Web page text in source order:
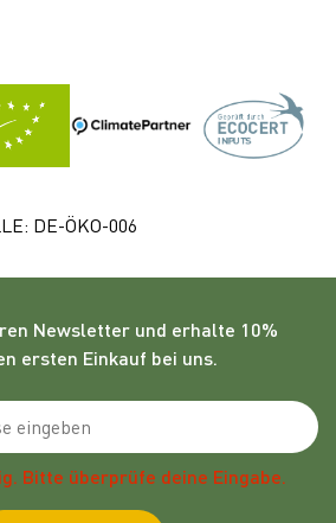
DE-ÖKO-006
Newsletter und erhalte 10%
ersten Einkauf bei uns.
Bitte überprüfe deine Eingabe.